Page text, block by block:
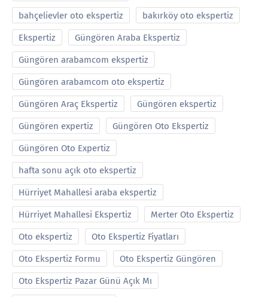
bahçelievler oto ekspertiz bakırköy oto ekspertiz
Ekspertiz Güngören Araba Ekspertiz
Güngören arabamcom ekspertiz
Güngören arabamcom oto ekspertiz
Güngören Araç Ekspertiz Güngören ekspertiz
Güngören expertiz Güngören Oto Ekspertiz
Güngören Oto Expertiz
hafta sonu açık oto ekspertiz
Hürriyet Mahallesi araba ekspertiz
Hürriyet Mahallesi Ekspertiz Merter Oto Ekspertiz
Oto ekspertiz Oto Ekspertiz Fiyatları
Oto Ekspertiz Formu Oto Ekspertiz Güngören
Oto Ekspertiz Pazar Günü Açık Mı